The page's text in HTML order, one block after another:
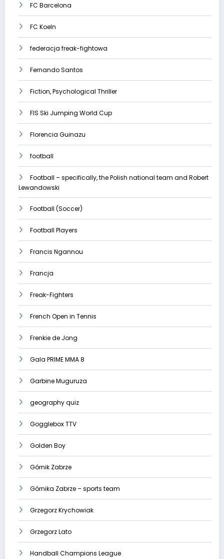
FC Barcelona
FC Koeln
federacja freak-fightowa
Fernando Santos
Fiction, Psychological Thriller
FIS Ski Jumping World Cup
Florencia Guinazu
football
Football – specifically, the Polish national team and Robert
Lewandowski
Football (Soccer)
Football Players
Francis Ngannou
Francja
Freak-Fighters
French Open in Tennis
Frenkie de Jong
Gala PRIME MMA 8
Garbine Muguruza
geography quiz
Gogglebox TTV
Golden Boy
Górnik Zabrze
Górnika Zabrze – sports team
Grzegorz Krychowiak
Grzegorz Lato
Handball Champions League